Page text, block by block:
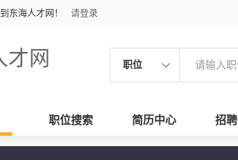
东海人才网！ 请登录
才网 职位
职位搜索 简历中心 招